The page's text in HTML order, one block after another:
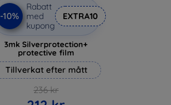
-10%
Rabatt
med
kupong
EXTRA10
3mk Silverprotection+
protective film
Tillverkat efter mått
236 kr